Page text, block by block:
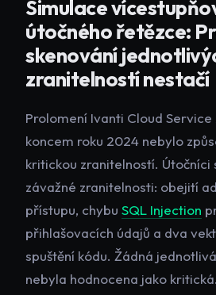
Simulace
útočného řetězce:
skenování
zranitelností nestačí
Prolomení Ivanti Cloud
koncem roku 2024 nebylo
kritickou zranitelností.
závažné zranitelnosti: obejití
přístupu, chybu SQL Injection
přihlašovacích údajů a dva
spuštění kódu. Žádná
nebyla hodnocena jako